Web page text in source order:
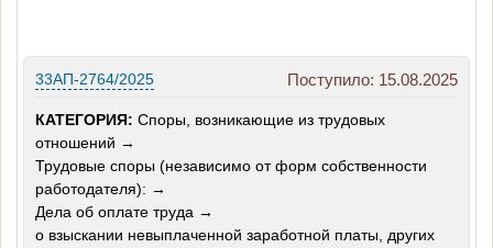
Поступило: 15.08.2025
33АП-2764/2025
КАТЕГОРИЯ: Споры, возникающие из трудовых
отношений →
Трудовые споры (независимо от форм собственности
работодателя): →
Дела об оплате труда →
о взыскании невыплаченной заработной платы, других